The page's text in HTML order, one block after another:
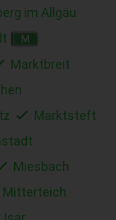
im Allgäu
M
Marktbreit
Marktsteft
Miesbach
Mitterteich